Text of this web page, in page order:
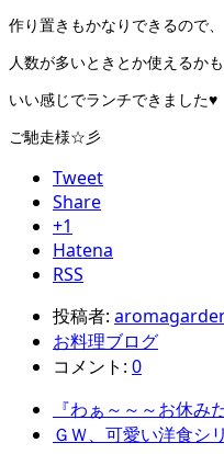
作り置きもかなりできるので、
人数が多いときとか使えるか
いい感じでランチできました♥
ご馳走様☆彡
Tweet
Share
+1
Hatena
RSS
投稿者:
お料理ブログ
コメント: 0
『わぁ～～～お休み
ＧＷ、可愛い洋食シ